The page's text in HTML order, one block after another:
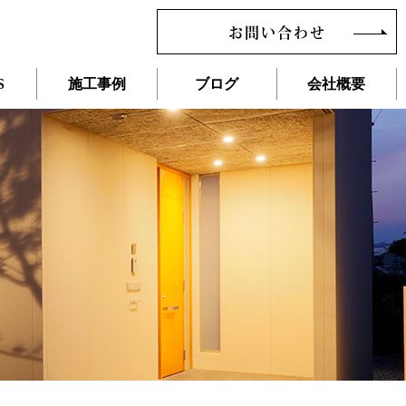
お問い合わせ
施工事例 ブログ 会社概要